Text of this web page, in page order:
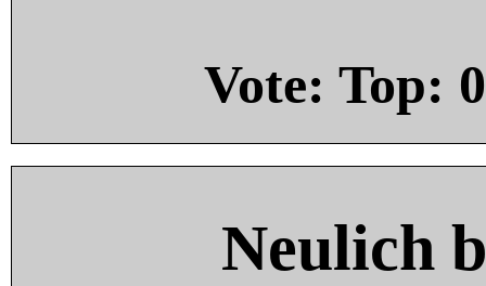
Vote: Top: 0
Neulich